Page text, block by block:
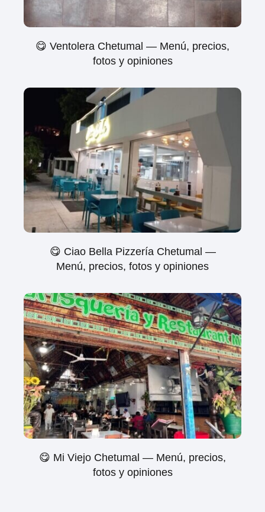
😋 Ventolera Chetumal — Menú, precios,
fotos y opiniones
😋 Ciao Bella Pizzería Chetumal —
Menú, precios, fotos y opiniones
😋 Mi Viejo Chetumal — Menú, precios,
fotos y opiniones